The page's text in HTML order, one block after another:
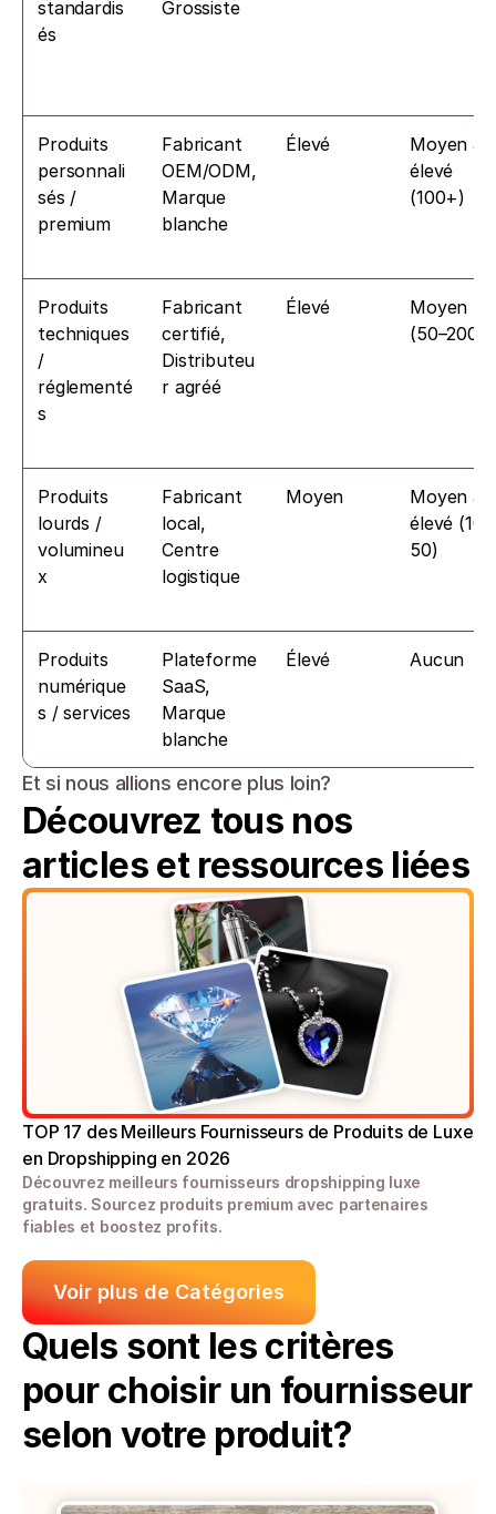
standardis
és
Grossiste
Produits
personnali
sés /
premium
Fabricant
OEM/ODM,
Marque
blanche
Élevé
Moyen à
élevé
(100+)
Produits
techniques
/
réglementé
s
Fabricant
certifié,
Distributeu
r agréé
Élevé
Moyen
(50–200)
Produits
lourds /
volumineu
x
Fabricant
local,
Centre
logistique
Moyen
Moyen à
élevé (10–
50)
Produits
numérique
s / services
Plateforme
SaaS,
Marque
blanche
Élevé Aucun
Et si nous allions encore plus loin?
Découvrez tous nos
articles et ressources liées
TOP 17 des Meilleurs Fournisseurs de Produits de Luxe
en Dropshipping en 2026
Découvrez meilleurs fournisseurs dropshipping luxe
gratuits. Sourcez produits premium avec partenaires
fiables et boostez profits.
Voir plus de Catégories
Quels sont les critères
pour choisir un fournisseur
selon votre produit?